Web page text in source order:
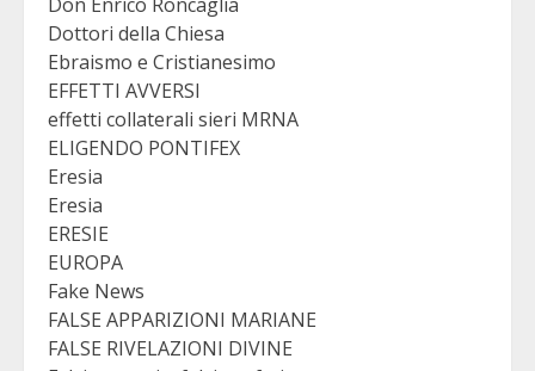
Dottori della Chiesa
Ebraismo e Cristianesimo
EFFETTI AVVERSI
effetti collaterali sieri MRNA
ELIGENDO PONTIFEX
Eresia
Eresia
ERESIE
EUROPA
Fake News
FALSE APPARIZIONI MARIANE
FALSE RIVELAZIONI DIVINE